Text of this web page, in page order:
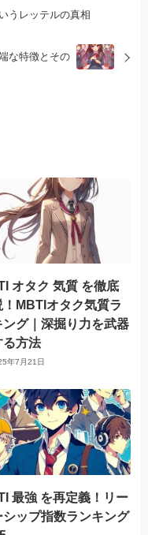
うレッテルの真相
な特徴とその
オタク 気質 を徹底
！MBTIオタク気質ラ
ング｜深掘り力を武器
る方法
年7月21日
最強 を再定義！リー
シップ指数ランキング